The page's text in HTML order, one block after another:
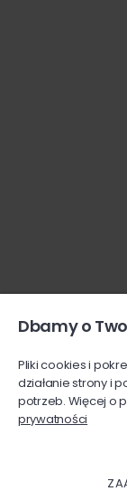
Dbamy o
Pliki cookies i
działanie strony i
potrzeb. Więcej o
prywatności